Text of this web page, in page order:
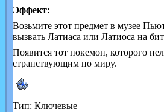
Эффект:
Возьмите этот предмет в музее
вызвать Латиаса или Латиоса на
Появится тот покемон, которого
странствующим по миру.
Тип: Ключевые